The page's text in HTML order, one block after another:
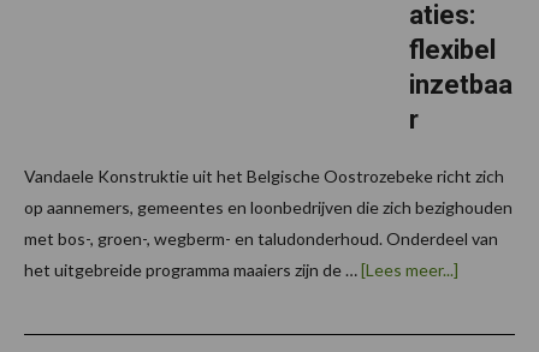
aties:
flexibel
inzetbaa
r
Vandaele Konstruktie uit het Belgische Oostrozebeke richt zich
op aannemers, gemeentes en loonbedrijven die zich bezighouden
met bos-, groen-, wegberm- en taludonderhoud. Onderdeel van
het uitgebreide programma maaiers zijn de …[Lees meer...]